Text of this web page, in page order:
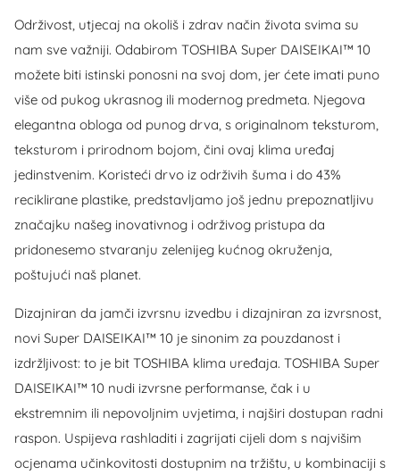
Održivost, utjecaj na okoliš i zdrav način života svima su
nam sve važniji. Odabirom TOSHIBA Super DAISEIKAI™ 10
možete biti istinski ponosni na svoj dom, jer ćete imati puno
više od pukog ukrasnog ili modernog predmeta. Njegova
elegantna obloga od punog drva, s originalnom teksturom,
teksturom i prirodnom bojom, čini ovaj klima uređaj
jedinstvenim. Koristeći drvo iz održivih šuma i do 43%
reciklirane plastike, predstavljamo još jednu prepoznatljivu
značajku našeg inovativnog i održivog pristupa da
pridonesemo stvaranju zelenijeg kućnog okruženja,
poštujući naš planet.
Dizajniran da jamči izvrsnu izvedbu i dizajniran za izvrsnost,
novi Super DAISEIKAI™ 10 je sinonim za pouzdanost i
izdržljivost: to je bit TOSHIBA klima uređaja. TOSHIBA Super
DAISEIKAI™ 10 nudi izvrsne performanse, čak i u
ekstremnim ili nepovoljnim uvjetima, i najširi dostupan radni
raspon. Uspijeva rashladiti i zagrijati cijeli dom s najvišim
ocjenama učinkovitosti dostupnim na tržištu, u kombinaciji s